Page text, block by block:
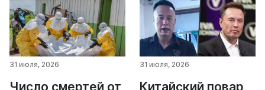
31 июля, 2026
Число смертей от
31 июля, 2026
Китайский повар